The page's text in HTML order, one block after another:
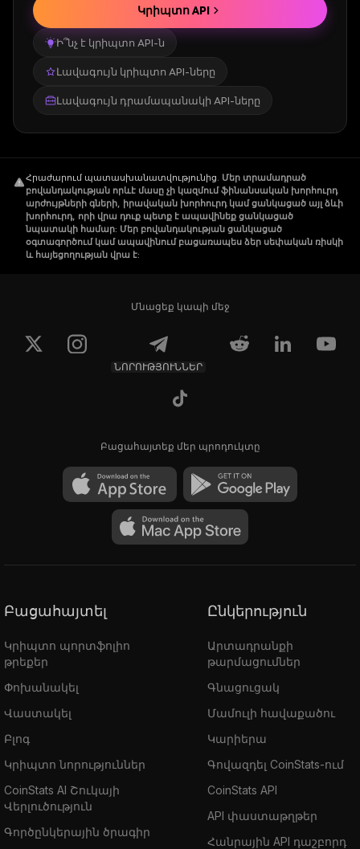
Ի՞նչ է կրիպտո API-ն
Լավագույն կրիպտո API-ները
Լավագույն դրամապանակի API-ները
Կրիպտո API
Հրաժարում պատասխանատվությունից. Մեր տրամադրած
բովանդակության որևէ մասը չի կազմում ֆինանսական խորհուրդ
արժույթների գների, իրավական խորհուրդ կամ ցանկացած այլ ձևի
խորհուրդ, որի վրա դուք պետք է ապավինեք ցանկացած
նպատակի համար: Մեր բովանդակության ցանկացած
օգտագործում կամ ապավինում բացառապես ձեր սեփական ռիսկի
և հայեցողության վրա է:
Մնացեք կապի մեջ
ՆՈՐՈՒԹՅՈՒՆՆԵՐ
Բացահայտեք մեր պրոդուկտը
Բացահայտել
Կրիպտո պորտֆոլիո
թրեքեր
Փոխանակել
Վաստակել
Բլոգ
Կրիպտո նորություններ
CoinStats AI Շուկայի
Վերլուծություն
Գործընկերային ծրագիր
Ընկերություն
Արտադրանքի
թարմացումներ
Գնացուցակ
Մամուլի հավաքածու
Կարիերա
Գովազդել CoinStats-ում
CoinStats API
API փաստաթղթեր
Հանրային API դաշբորդ